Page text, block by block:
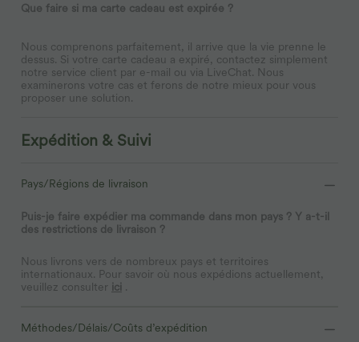
Que faire si ma carte cadeau est expirée ?
Nous comprenons parfaitement, il arrive que la vie prenne le
dessus. Si votre carte cadeau a expiré, contactez simplement
notre service client par e-mail ou via LiveChat. Nous
examinerons votre cas et ferons de notre mieux pour vous
proposer une solution.
Expédition & Suivi
Pays/Régions de livraison
Puis-je faire expédier ma commande dans mon pays ? Y a-t-il
des restrictions de livraison ?
Nous livrons vers de nombreux pays et territoires
internationaux. Pour savoir où nous expédions actuellement,
veuillez consulter ici .
Méthodes/Délais/Coûts d’expédition